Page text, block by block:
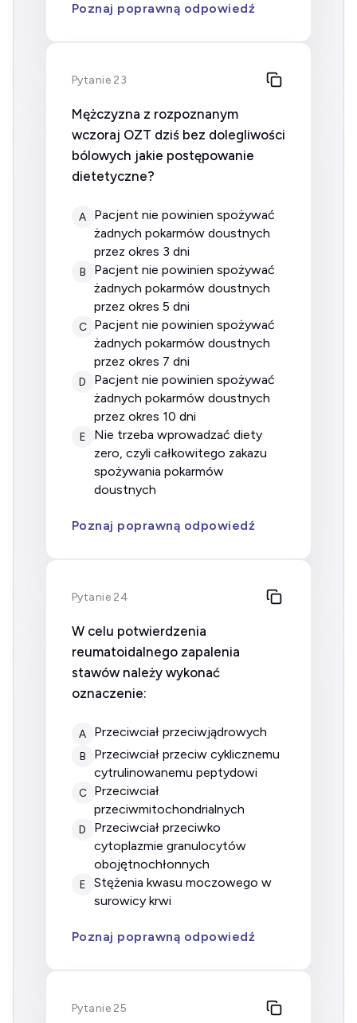
Poznaj poprawną odpowiedź
Pytanie 23
Mężczyzna z rozpoznanym
wczoraj OZT dziś bez dolegliwości
bólowych jakie postępowanie
dietetyczne?
A
pacjent nie powinien spożywać
żadnych pokarmów doustnych
przez okres 3 dni
B
pacjent nie powinien spożywać
żadnych pokarmów doustnych
przez okres 5 dni
C
pacjent nie powinien spożywać
żadnych pokarmów doustnych
przez okres 7 dni
D
pacjent nie powinien spożywać
żadnych pokarmów doustnych
przez okres 10 dni
E
nie trzeba wprowadzać diety
zero, czyli całkowitego zakazu
spożywania pokarmów
doustnych
Poznaj poprawną odpowiedź
Pytanie 24
W celu potwierdzenia
reumatoidalnego zapalenia
stawów należy wykonać
oznaczenie:
A przeciwciał przeciwjądrowych
B
przeciwciał przeciw cyklicznemu
cytrulinowanemu peptydowi
C
przeciwciał
przeciwmitochondrialnych
D
przeciwciał przeciwko
cytoplazmie granulocytów
obojętnochłonnych
E
stężenia kwasu moczowego w
surowicy krwi
Poznaj poprawną odpowiedź
Pytanie 25